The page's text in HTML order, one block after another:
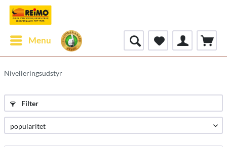
Menu
Nivelleringsudstyr
Filter